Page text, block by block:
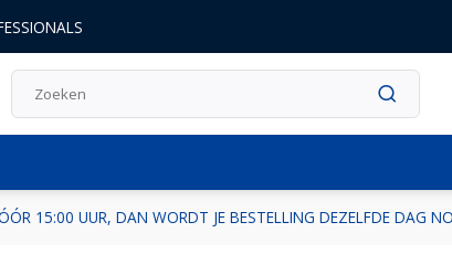
15:00 UUR, DAN WORDT JE BESTELLING DEZELFDE DAG